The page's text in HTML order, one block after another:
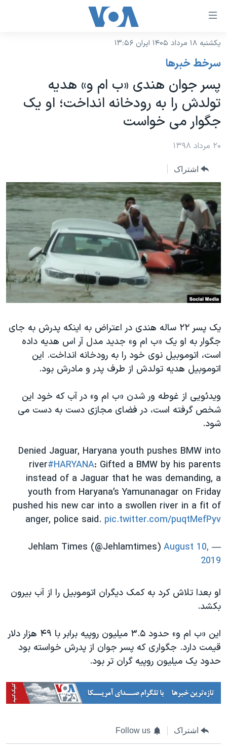
لینکهای
دسترسی
جهش
محتوای
اصلی
جهش
صفحه
جهش
به
جستجو
نسخه سبک وب‌سایت
موضوع ها
ایران
آمریکا
جهان
ورزشی
گزیده‌ها
ویژه برنامه‌ها
ویدیوها
فرهنگ و زندگی
حقوق شهروندی
اقتصادی
علم و فناوری
گالری عکس
آرشیو پخش زنده
برنامه های تلویزیونی
جدول برنامه ها
صفحه‌های ویژه
جام جهانی ۲۰۲۶
عملیات خشم حماسی
۲۵۰سالگی آمریکا
بایگانی برنامه‌های تلویزیونی
مستندها
انتخابات ریاست جمهوری آمریکا ۲۰۲۴
حمله جمهوری اسلامی به اسرائیل
رمز مهسا
اعتراضات زن، زندگی، آزادی
مجموعه مستندهای دادخواهی
تریبونال مردمی آبان ۹۸
چهل سال گروگان‌گیری
قانون شفافیت دارائی کادر رهبری ایران
اسرائیل در جنگ
نرگس محمدی برنده جایزه نوبل صلح
همایش محافظه‌کاران آمریکا «سی‌پک»
صفحه‌های ویژه
فرکانس‌های صدای آمریکا
پخش رادیویی
یادگیری زبان انگلیسی
دنبال کنید
زبانهای مختلف
یکشنبه ۱۸ مرداد ۱۴۰۵ ایران ۱۳:۵۶
سرخط خبرها
پسر جوان هندی «ب ام و» هدیه
تولدش را به رودخانه انداخت؛ او یک
جگوار می خواست
۲۰ مرداد ۱۳۹۸
اشتراک
یک پسر ۲۲ ساله هندی در اعتراض به اینکه پدرش به جای
جگوار به او یک «ب ام و» جدید مدل آر اس هدیه داده
است، اتوموبیل نوی خود را به رودخانه انداخت. این
اتوموبیل هدیه تولدش از طرف پدر و مادرش بود.
ویدئویی از غوطه ور شدن «ب ام و» در آب که خود این
شخص گرفته است، در فضای مجازی دست به دست می
شود.
Denied Jaguar, Haryana youth pushes BMW into
river#HARYANA: Gifted a BMW by his parents
instead of a Jaguar that he was demanding, a
youth from Haryana’s Yamunanagar on Friday
pushed his new car into a swollen river in a fit of
anger, police said. pic.twitter.com/puqtMefPyv
— Jehlam Times (@Jehlamtimes)
August 10,
2019
او بعدا تلاش کرد به کمک دیگران اتوموبیل را از آب بیرون
بکشد.
این «ب ام و» حدود ۳.۵ میلیون روپیه برابر با ۴۹ هزار دلار
قیمت دارد. جگواری که پسر جوان از پدرش خواسته بود
حدود یک میلیون روپیه گران تر بود.
اشتراک Follow us